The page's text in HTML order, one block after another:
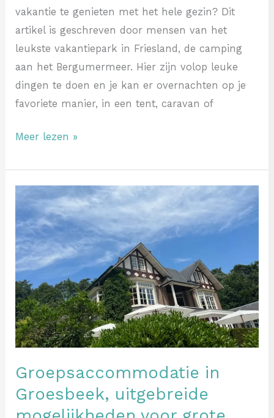
vakantie te genieten met het hele gezin? Dit
artikel is geschreven door mensen van het
leukste vakantiepark in Friesland, de camping
aan het Bergumermeer. Hier zijn volop leuke
dingen te doen en je kan er overnachten op je
favoriete manier, in een tent, caravan of
Meer lezen »
Groepsaccommodatie in
Groesbeek, uitgebreide
Groepsaccommodatie
in
Groesbeek,
uitgebreide
mogelijkheden
voor
grote
groepen